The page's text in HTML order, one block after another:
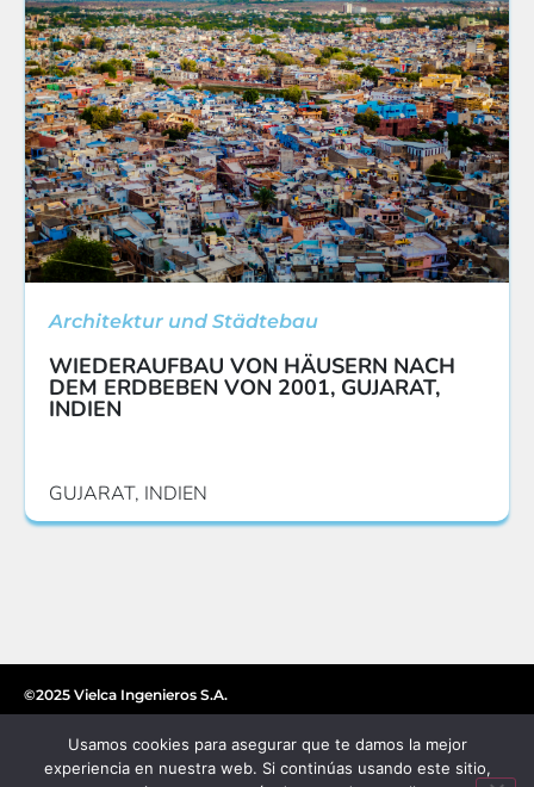
Architektur und Städtebau
WIEDERAUFBAU VON HÄUSERN NACH
DEM ERDBEBEN VON 2001, GUJARAT,
INDIEN
GUJARAT, INDIEN
©2025 Vielca Ingenieros S.A.
Usamos cookies para asegurar que te damos la mejor
experiencia en nuestra web. Si continúas usando este sitio,